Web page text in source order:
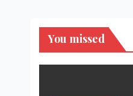
You missed